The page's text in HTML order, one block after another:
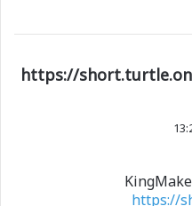
https://
https://